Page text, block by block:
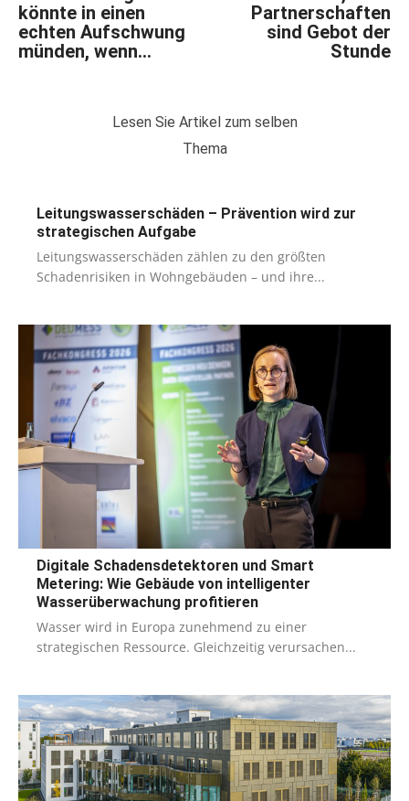
könnte in einen
echten Aufschwung
münden, wenn…
Partnerschaften
sind Gebot der
Stunde
Lesen Sie Artikel zum selben
Thema
Leitungswasserschäden – Prävention wird zur
strategischen Aufgabe
Leitungswasserschäden zählen zu den größten
Schadenrisiken in Wohngebäuden – und ihre...
Digitale Schadensdetektoren und Smart
Metering: Wie Gebäude von intelligenter
Wasserüberwachung profitieren
Wasser wird in Europa zunehmend zu einer
strategischen Ressource. Gleichzeitig verursachen...